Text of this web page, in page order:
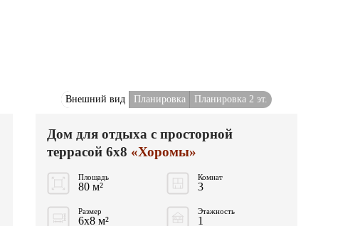
Внешний вид Планировка Планировка 2 эт.
Дом для отдыха с просторной
террасой 6x8 «Хоромы»
Площадь
80 м²
Комнат
3
Размер
6x8 м²
Этажность
1